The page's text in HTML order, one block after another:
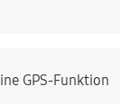
GPS-Funktion